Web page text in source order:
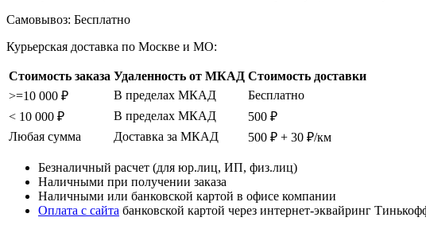
Самовывоз: Бесплатно
Курьерская доставка по Москве и МО:
Стоимость заказа Удаленность от МКАД Стоимость доставки
>=10 000 ₽
В пределах МКАД
Бесплатно
< 10 000 ₽
В пределах МКАД
500 ₽
Любая сумма
Доставка за МКАД 500 ₽ + 30 ₽/км
Безналичный расчет (для юр.лиц, ИП, физ.лиц)
Наличными при получении заказа
Наличными или банковской картой в офисе компании
Оплата с сайта банковской картой через интернет-эквайринг